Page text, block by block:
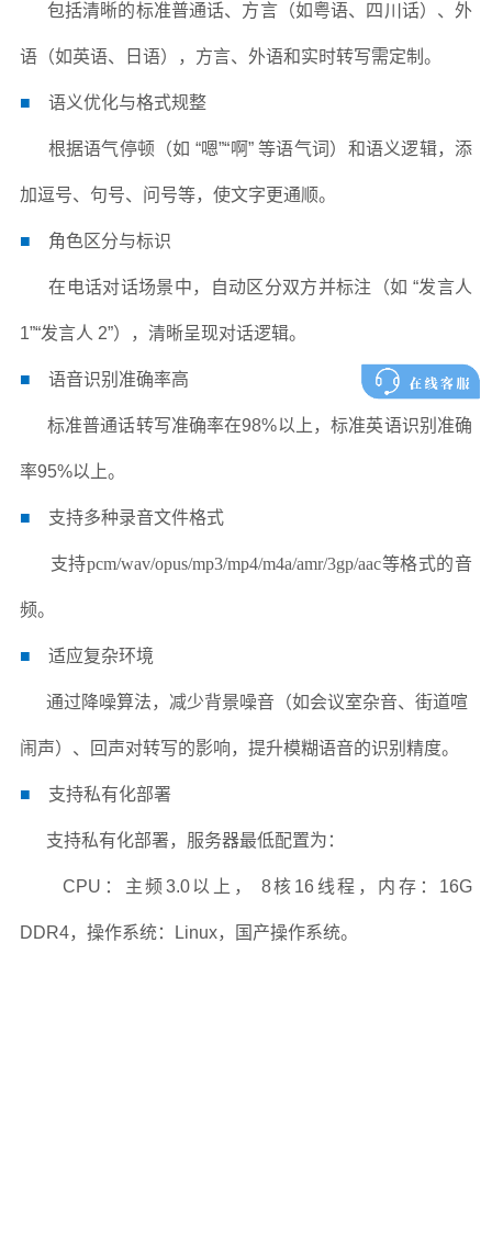
包括清晰的标准普通话、方言（如粤语、四川话）、外
语（如英语、日语），方言、外语和实时转写需定制。
■ 语义优化与格式规整
根据语气停顿（如 “嗯”“啊” 等语气词）和语义逻辑，添
加逗号、句号、问号等，使文字更通顺。
■ 角色区分与标识
在电话对话场景中，自动区分双方并标注（如 “发言人
1”“发言人 2”），清晰呈现对话逻辑。
■ 语音识别准确率高
标准普通话转写准确率在98%以上，标准英语识别准确
率95%以上。
■ 支持多种录音文件格式
支持pcm/wav/opus/mp3/mp4/m4a/amr/3gp/aac等格式的音
频。
■ 适应复杂环境
通过降噪算法，减少背景噪音（如会议室杂音、街道喧
闹声）、回声对转写的影响，提升模糊语音的识别精度。
■ 支持私有化部署
支持私有化部署，服务器最低配置为：
CPU：主频3.0以上， 8核16线程， 内存：16G
DDR4，操作系统：Linux，国产操作系统。